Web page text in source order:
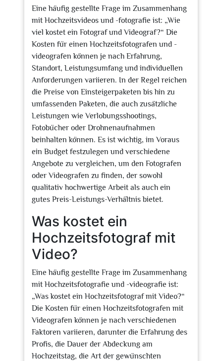
Eine häufig gestellte Frage im Zusammenhang
mit Hochzeitsvideos und -fotografie ist: „Wie
viel kostet ein Fotograf und Videograf?“ Die
Kosten für einen Hochzeitsfotografen und -
videografen können je nach Erfahrung,
Standort, Leistungsumfang und individuellen
Anforderungen variieren. In der Regel reichen
die Preise von Einsteigerpaketen bis hin zu
umfassenden Paketen, die auch zusätzliche
Leistungen wie Verlobungsshootings,
Fotobücher oder Drohnenaufnahmen
beinhalten können. Es ist wichtig, im Voraus
ein Budget festzulegen und verschiedene
Angebote zu vergleichen, um den Fotografen
oder Videografen zu finden, der sowohl
qualitativ hochwertige Arbeit als auch ein
gutes Preis-Leistungs-Verhältnis bietet.
Was kostet ein
Hochzeitsfotograf mit
Video?
Eine häufig gestellte Frage im Zusammenhang
mit Hochzeitsfotografie und -videografie ist:
„Was kostet ein Hochzeitsfotograf mit Video?“
Die Kosten für einen Hochzeitsfotografen mit
Videografen können je nach verschiedenen
Faktoren variieren, darunter die Erfahrung des
Profis, die Dauer der Abdeckung am
Hochzeitstag, die Art der gewünschten